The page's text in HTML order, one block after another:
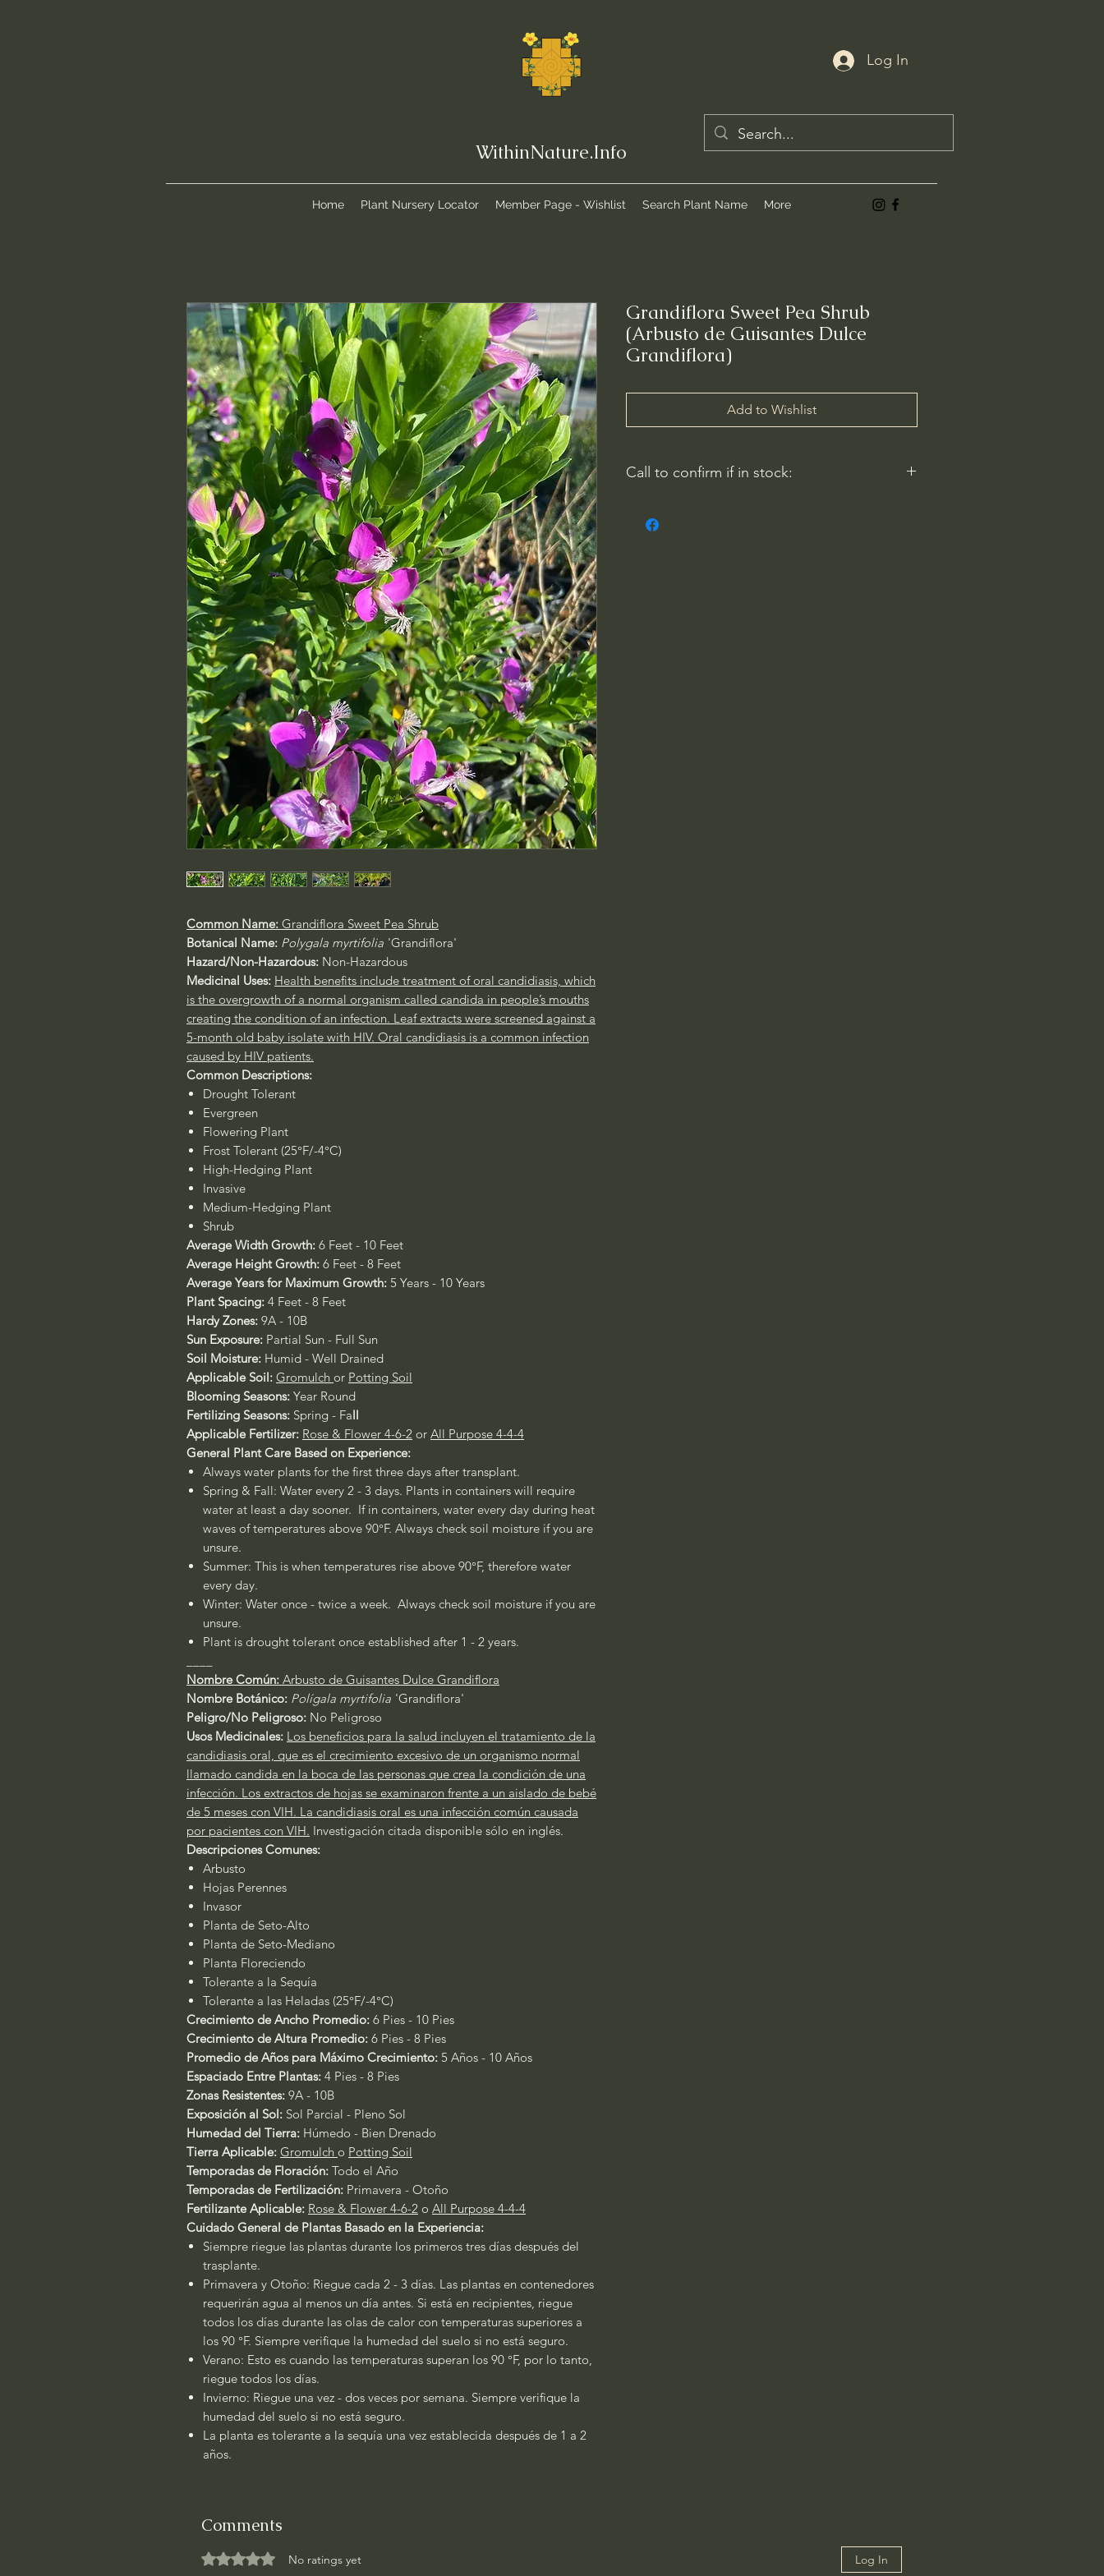
WithinNature.Info
Log In
Home Plant Nursery Locator Member Page - Wishlist Search Plant Name More
Common Name: Grandiflora Sweet Pea Shrub
Botanical Name: Polygala myrtifolia 'Grandiflora'
Hazard/Non-Hazardous: Non-Hazardous
Medicinal Uses: Health benefits include treatment of oral candidiasis, which
is the overgrowth of a normal organism called candida in people’s mouths
creating the condition of an infection. Leaf extracts were screened against a
5-month old baby isolate with HIV. Oral candidiasis is a common infection
caused by HIV patients.
Common Descriptions:
Drought Tolerant
Evergreen
Flowering Plant
Frost Tolerant (25°F/-4°C)
High-Hedging Plant
Invasive
Medium-Hedging Plant
Shrub
Average Width Growth: 6 Feet - 10 Feet
Average Height Growth: 6 Feet - 8 Feet
Average Years for Maximum Growth: 5 Years - 10 Years
Plant Spacing: 4 Feet - 8 Feet
Hardy Zones: 9A - 10B
Sun Exposure: Partial Sun - Full Sun
Soil Moisture: Humid - Well Drained
Applicable Soil: Gromulch or Potting Soil
Blooming Seasons: Year Round
Fertilizing Seasons: Spring - Fall
Applicable Fertilizer: Rose & Flower 4-6-2 or All Purpose 4-4-4
General Plant Care Based on Experience:
Always water plants for the first three days after transplant.
Spring & Fall: Water every 2 - 3 days. Plants in containers will require
water at least a day sooner. If in containers, water every day during heat
waves of temperatures above 90°F. Always check soil moisture if you are
unsure.
Summer: This is when temperatures rise above 90°F, therefore water
every day.
Winter: Water once - twice a week. Always check soil moisture if you are
unsure.
Plant is drought tolerant once established after 1 - 2 years.
Nombre Común: Arbusto de Guisantes Dulce Grandiflora
Nombre Botánico: Polígala myrtifolia 'Grandiflora'
Peligro/No Peligroso: No Peligroso
Usos Medicinales: Los beneficios para la salud incluyen el tratamiento de la
candidiasis oral, que es el crecimiento excesivo de un organismo normal
llamado candida en la boca de las personas que crea la condición de una
infección. Los extractos de hojas se examinaron frente a un aislado de bebé
de 5 meses con VIH. La candidiasis oral es una infección común causada
por pacientes con VIH. Investigación citada disponible sólo en inglés.
Descripciones Comunes:
Arbusto
Hojas Perennes
Invasor
Planta de Seto-Alto
Planta de Seto-Mediano
Planta Floreciendo
Tolerante a la Sequía
Tolerante a las Heladas (25°F/-4°C)
Crecimiento de Ancho Promedio: 6 Pies - 10 Pies
Crecimiento de Altura Promedio: 6 Pies - 8 Pies
Promedio de Años para Máximo Crecimiento: 5 Años - 10 Años
Espaciado Entre Plantas: 4 Pies - 8 Pies
Zonas Resistentes: 9A - 10B
Exposición al Sol: Sol Parcial - Pleno Sol
Humedad del Tierra: Húmedo - Bien Drenado
Tierra Aplicable: Gromulch o Potting Soil
Temporadas de Floración: Todo el Año
Temporadas de Fertilización: Primavera - Otoño
Fertilizante Aplicable: Rose & Flower 4-6-2 o All Purpose 4-4-4
Cuidado General de Plantas Basado en la Experiencia:
Siempre riegue las plantas durante los primeros tres días después del
trasplante.
Primavera y Otoño: Riegue cada 2 - 3 días. Las plantas en contenedores
requerirán agua al menos un día antes. Si está en recipientes, riegue
todos los días durante las olas de calor con temperaturas superiores a
los 90 °F. Siempre verifique la humedad del suelo si no está seguro.
Verano: Esto es cuando las temperaturas superan los 90 °F, por lo tanto,
riegue todos los días.
Invierno: Riegue una vez - dos veces por semana. Siempre verifique la
humedad del suelo si no está seguro.
La planta es tolerante a la sequía una vez establecida después de 1 a 2
años.
Grandiflora Sweet Pea Shrub
(Arbusto de Guisantes Dulce
Grandiflora)
Add to Wishlist
Call to confirm if in stock:
WithinNature.info may carry this in stock.
Comments
Log In
Rated 0 out of 5 stars. No ratings yet